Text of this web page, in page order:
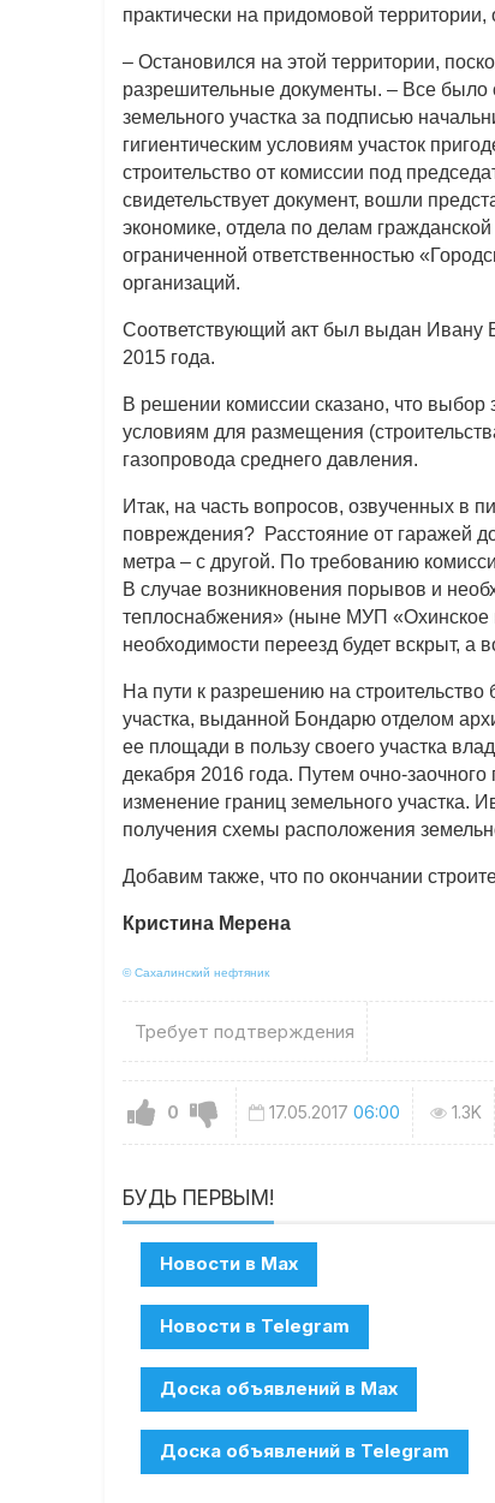
практически на придомовой
– Остановился на этой территории,
разрешительные документы. – Все было
земельного участка за подписью
гигиентическим условиям участок
строительство от комиссии под
свидетельствует документ, вошли
экономике, отдела по делам
ограниченной ответственностью
организаций.
Соответствующий акт был выдан Ивану
2015 года.
В решении комиссии сказано, что выбор
условиям для размещения
газопровода среднего давления.
Итак, на часть вопросов, озвученных в
повреждения? Расстояние от гаражей
метра – с другой. По требованию
В случае возникновения порывов и
теплоснабжения» (ныне МУП «Охинское
необходимости переезд будет вскрыт, а
На пути к разрешению на
участка, выданной Бондарю отделом
ее площади в пользу своего участка
декабря 2016 года. Путем очно-заочного
изменение границ земельного участка.
получения схемы расположения
Добавим также, что по окончании
Кристина Мерена
© Сахалинский нефтяник
Требует подтверждения
0 17.05.2017 06:00 1.3K
БУДЬ ПЕРВЫМ!